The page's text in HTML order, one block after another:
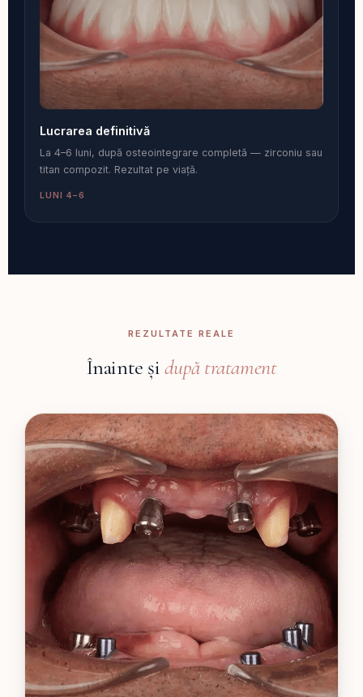
Lucrarea definitivă
La 4–6 luni, după osteointegrare completă — zirconiu sau
titan compozit. Rezultat pe viață.
LUNI 4–6
REZULTATE REALE
Înainte șidupă tratament